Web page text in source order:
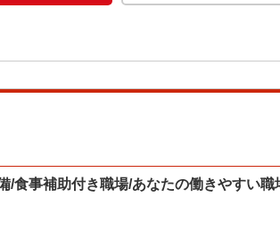
/食事補助付き職場/あなたの働きやすい職